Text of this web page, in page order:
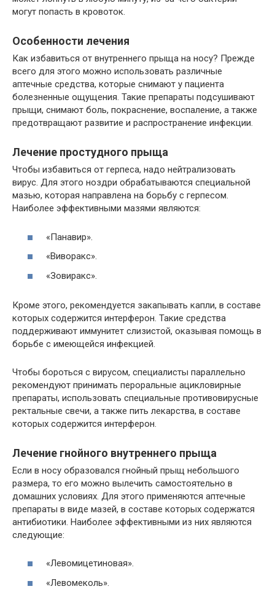
могут попасть в кровоток.
Особенности лечения
Как избавиться от внутреннего прыща на носу? Прежде
всего для этого можно использовать различные
аптечные средства, которые снимают у пациента
болезненные ощущения. Такие препараты подсушивают
прыщи, снимают боль, покраснение, воспаление, а также
предотвращают развитие и распространение инфекции.
Лечение простудного прыща
Чтобы избавиться от герпеса, надо нейтрализовать
вирус. Для этого ноздри обрабатываются специальной
мазью, которая направлена на борьбу с герпесом.
Наиболее эффективными мазями являются:
«Панавир».
«Виворакс».
«Зовиракс».
Кроме этого, рекомендуется закапывать капли, в составе
которых содержится интерферон. Такие средства
поддерживают иммунитет слизистой, оказывая помощь в
борьбе с имеющейся инфекцией.
Чтобы бороться с вирусом, специалисты параллельно
рекомендуют принимать пероральные ацикловирные
препараты, использовать специальные противовирусные
ректальные свечи, а также пить лекарства, в составе
которых содержится интерферон.
Лечение гнойного внутреннего прыща
Если в носу образовался гнойный прыщ небольшого
размера, то его можно вылечить самостоятельно в
домашних условиях. Для этого применяются аптечные
препараты в виде мазей, в составе которых содержатся
антибиотики. Наиболее эффективными из них являются
следующие:
«Левомицетиновая».
«Левомеколь».